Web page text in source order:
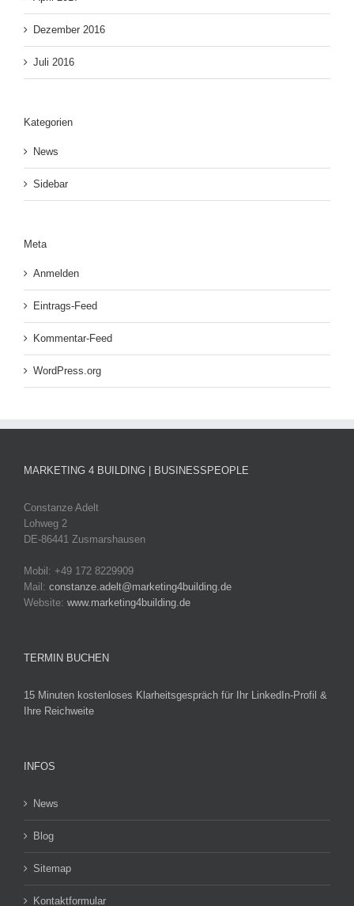
Dezember 2016
Juli 2016
Kategorien
News
Sidebar
Meta
Anmelden
Eintrags-Feed
Kommentar-Feed
WordPress.org
MARKETING 4 BUILDING | BUSINESSPEOPLE
Constanze Adelt
Lohweg 2
DE-86441 Zusmarshausen
Mobil: +49 172 8229909
Mail: constanze.adelt@marketing4building.de
Website: www.marketing4building.de
TERMIN BUCHEN
15 Minuten kostenloses Klarheitsgespräch für Ihr LinkedIn-Profil &
Ihre Reichweite
INFOS
News
Blog
Sitemap
Kontaktformular